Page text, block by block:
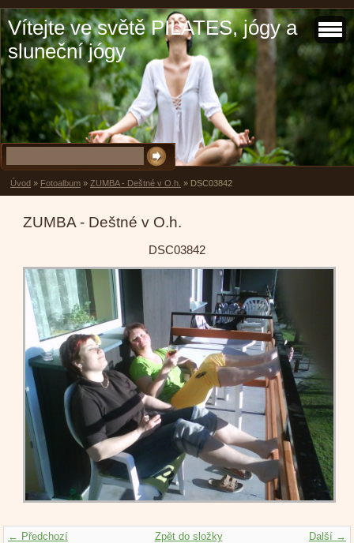
Vítejte ve světě PILATES, jógy a
sluneční jógy
Úvod » Fotoalbum » ZUMBA - Deštné v O.h. » DSC03842
ZUMBA - Deštné v O.h.
DSC03842
← Předchozí Další →
Zpět do složky